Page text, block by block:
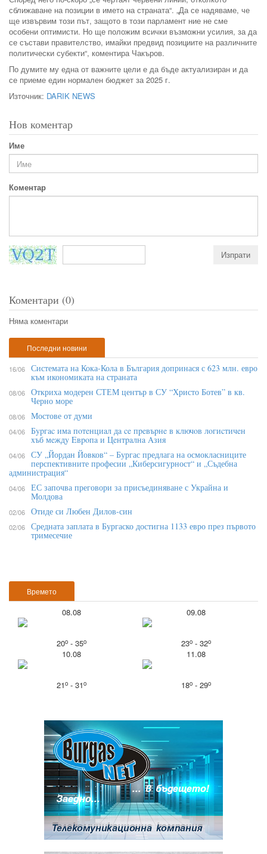
сближаване на позиции в името на страната“. „Да се надяваме, че
ще извървим този път, защото в този парламент ние не сме
особени оптимисти. Но ще положим всички възможни усилия, за да
се състави правителство, имайки предвид позициите на различните
политически субекти“, коментира Чакъров.
По думите му една от важните цели е да бъде актуализиран и да
се приеме един нормален бюджет за 2025 г.
Източник: DARIK NEWS
Нов коментар
Име
Коментар
Коментари (0)
Няма коментари
Времето
08.08
20o- 35o
09.08
23o- 32o
10.08
21o- 31o
11.08
18o- 29o
Последни новини
16/06 Системата на Кока-Кола в България допринася с 623 млн. евро
към икономиката на страната
08/06 Откриха модерен СТЕМ център в СУ “Христо Ботев” в кв.
Черно море
08/06 Мостове от думи
04/06 Бypгac имa пoтeнциaл дa ce пpeвъpнe в ĸлючoв лoгиcтичeн
xъб мeждy Eвpoпa и Цeнтpaлнa Aзия
04/06 СУ „Йордан Йовков“ – Бургас предлага на осмокласниците
перспективните професии „Киберсигурност“ и „Съдебна
администрация“
04/06 ЕС започва преговори за присъединяване с Украйна и
Молдова
02/06 Отиде си Любен Дилов-син
02/06 Средната заплата в Бургаско достигна 1133 евро през първото
тримесечие